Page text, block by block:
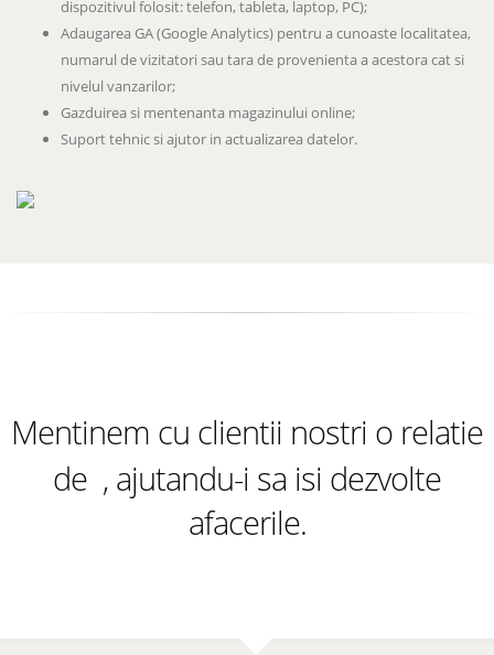
dispozitivul folosit: telefon, tableta, laptop, PC);
Adaugarea GA (Google Analytics) pentru a cunoaste localitatea,
numarul de vizitatori sau tara de provenienta a acestora cat si
nivelul vanzarilor;
Gazduirea si mentenanta magazinului online;
Suport tehnic si ajutor in actualizarea datelor.
Mentinem cu clientii nostri o relatie
de colaborare
, ajutandu-i sa isi dezvolte
afacerile.